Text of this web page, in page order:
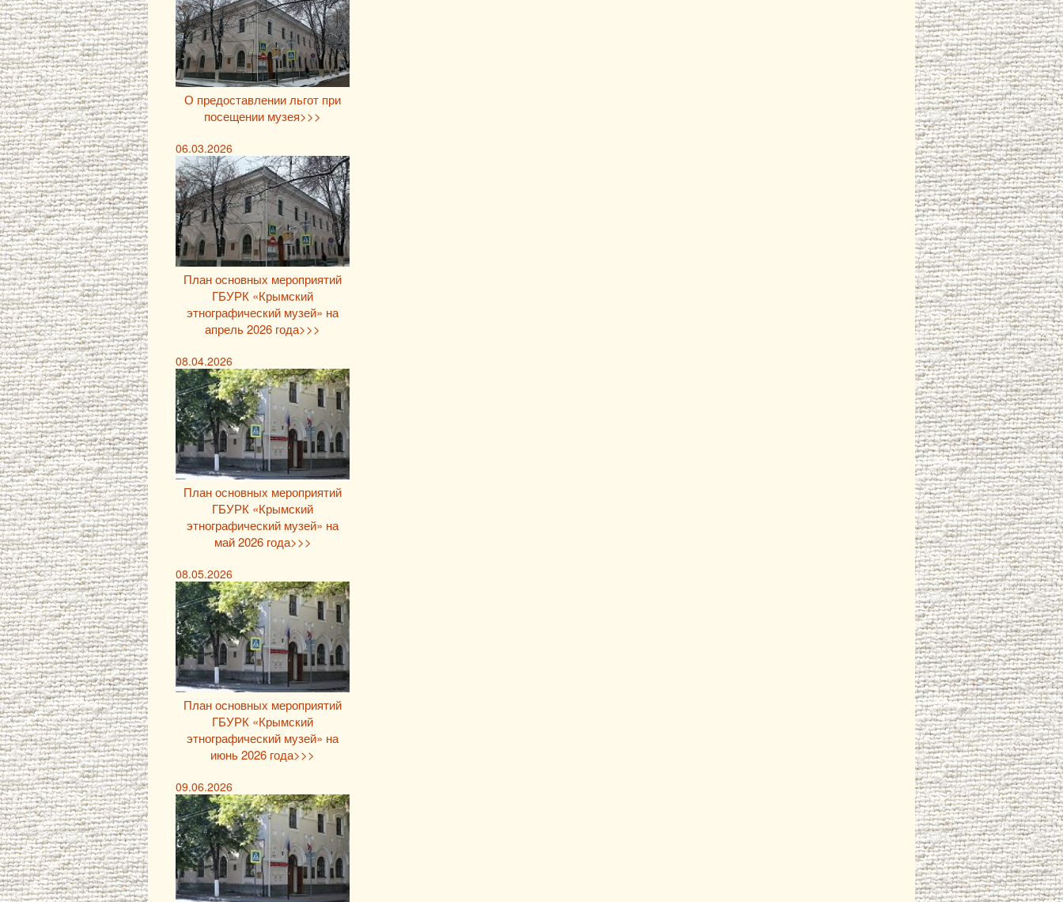
О предоставлении льгот при
посещении музея>>>
06.03.2026
План основных мероприятий
ГБУРК «Крымский
этнографический музей» на
апрель 2026 года>>>
08.04.2026
План основных мероприятий
ГБУРК «Крымский
этнографический музей» на
май 2026 года>>>
08.05.2026
План основных мероприятий
ГБУРК «Крымский
этнографический музей» на
июнь 2026 года>>>
09.06.2026